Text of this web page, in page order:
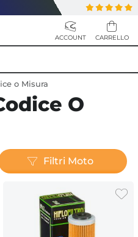
o Misura
O
Filtri Moto